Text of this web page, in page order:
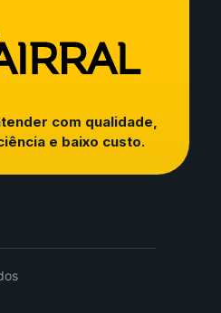
com qualidade,
e baixo custo.